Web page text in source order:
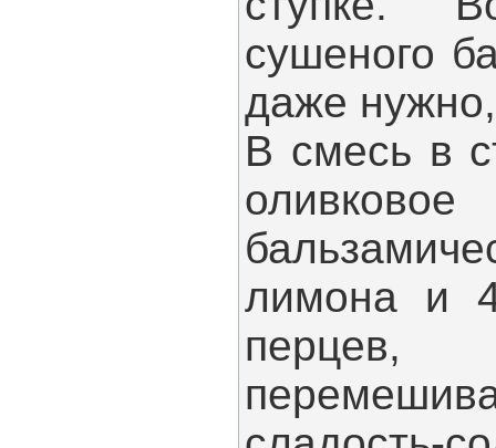
сушеного
даже
В смесь в
лимона и
перцев,